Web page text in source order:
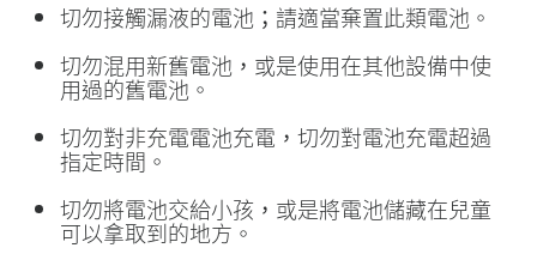
切勿接觸漏液的電池；請適當棄置此類電池。
切勿混用新舊電池，或是使用在其他設備中使
用過的舊電池。
切勿對非充電電池充電，切勿對電池充電超過
指定時間。
切勿將電池交給小孩，或是將電池儲藏在兒童
可以拿取到的地方。